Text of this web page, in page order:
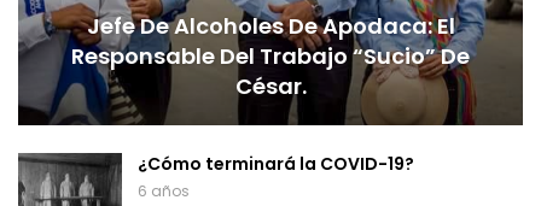
Jefe De Alcoholes De Apodaca: El
Responsable Del Trabajo “sucio” De
César.
¿Cómo terminará la COVID-19?
6 años